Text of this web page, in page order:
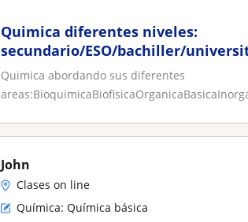
Quimica diferentes niveles:
secundario/ESO/bachiller/
Quimica abordando sus diferentes
John
Clases on line
Química: Química básica